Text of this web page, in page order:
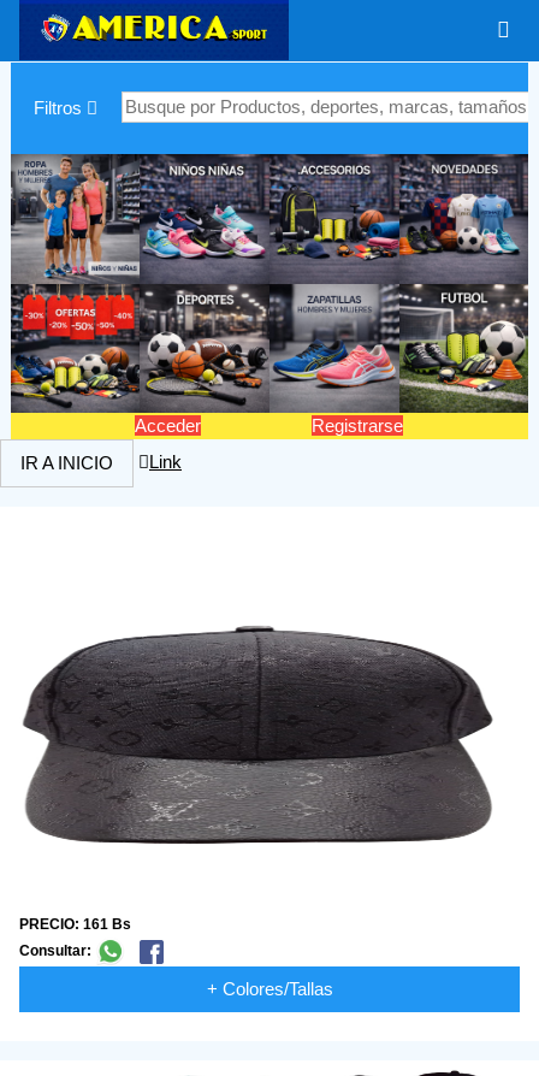
Filtros
Acceder
Registrarse
IR A INICIO
Link
PRECIO: 161 Bs
Consultar:
+ Colores/Tallas